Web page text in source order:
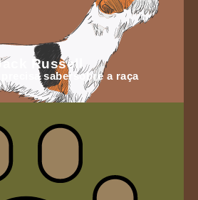
Russell
sabersobre a raça